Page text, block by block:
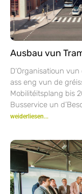
Ausbau vun
D’Organisatioun
ass eng vun de
Mobilitéitsplang bis
Busservice un
weiderliesen...